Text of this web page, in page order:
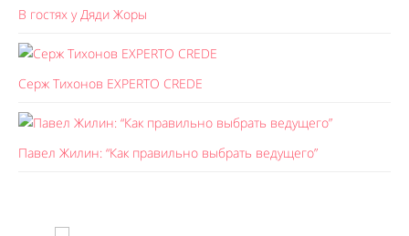
В гостях у Дяди Жоры
Серж Тихонов EXPERTO CREDE
Павел Жилин: “Как правильно выбрать ведущего”